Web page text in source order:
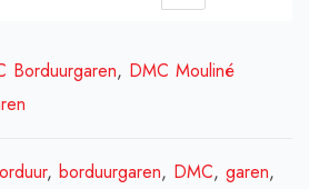
DMC
aantal
Borduurgaren, DMC Mouliné
, borduurgaren, DMC, garen,